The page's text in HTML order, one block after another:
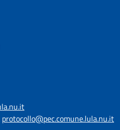
protocollo@pec.comune.lula.nu.it